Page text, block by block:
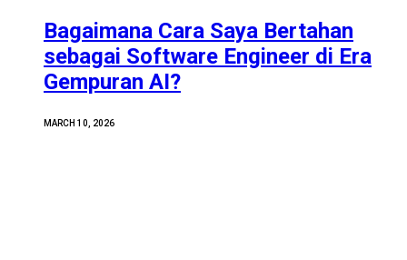
Bagaimana Cara Saya Bertahan
sebagai Software Engineer di Era
Gempuran AI?
MARCH 10, 2026